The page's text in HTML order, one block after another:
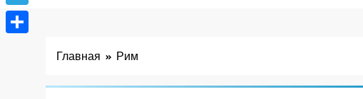
Главная Рим
Telegram